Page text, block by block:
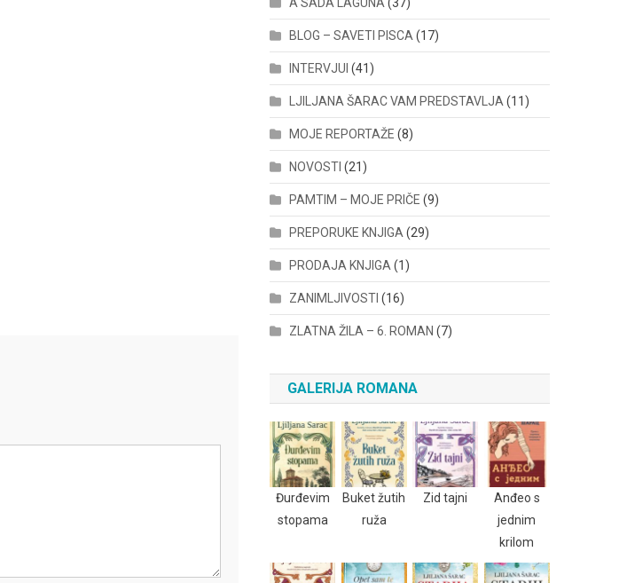
BLOG – SAVETI PISCA (17)
INTERVJUI (41)
LJILJANA ŠARAC VAM PREDSTAVLJA (11)
MOJE REPORTAŽE (8)
NOVOSTI (21)
PAMTIM – MOJE PRIČE (9)
PREPORUKE KNJIGA (29)
PRODAJA KNJIGA (1)
ZANIMLJIVOSTI (16)
ZLATNA ŽILA – 6. ROMAN (7)
GALERIJA ROMANA
Đurđevim
stopama
Buket žutih
ruža
Zid tajni
Anđeo s
jednim
krilom